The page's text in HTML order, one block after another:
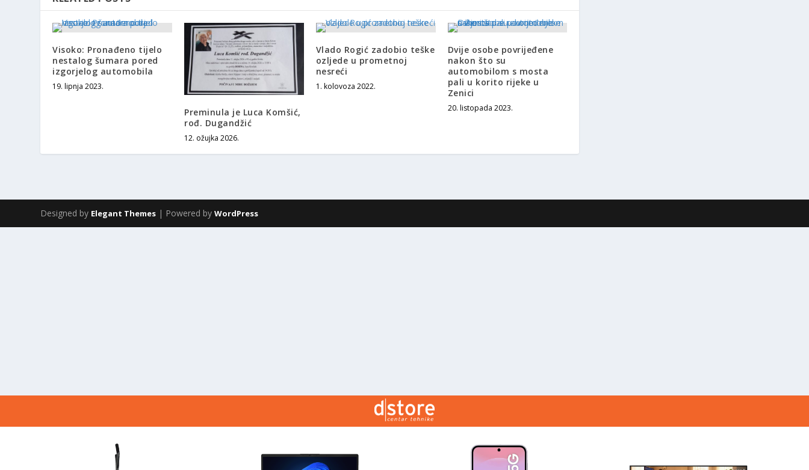
Visoko: Pronađeno tijelo
nestalog šumara pored
izgorjelog automobila
19. lipnja 2023.
Preminula je Luca Komšić,
rođ. Dugandžić
12. ožujka 2026.
Vlado Rogić zadobio teške
ozljede u prometnoj
nesreći
1. kolovoza 2022.
Dvije osobe povrijeđene
nakon što su
automobilom s mosta
pali u korito rijeke u
Zenici
20. listopada 2023.
Designed by Elegant Themes | Powered byWordPress